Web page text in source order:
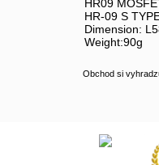
HR09
HR-09 S
Dimension:
Weight:90g
Obchod si